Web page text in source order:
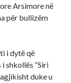
Arsimore në
për bullizëm
i dytë që
shkollës “Siri
duke u